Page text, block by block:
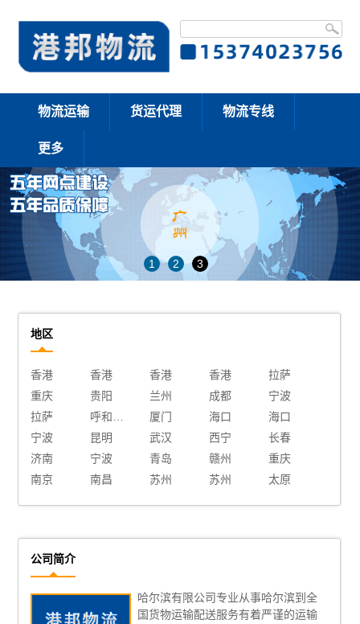
物流运输 货运代理 物流专线
更多
1 2 3
地区
香港 香港 香港 香港
拉萨
重庆
贵阳 兰州 成都
宁波
拉萨
呼和浩特 厦门 海口
海口
宁波
昆明 武汉 西宁
长春
济南
宁波 青岛 赣州
重庆
南京
南昌 苏州 苏州 太原
公司简介
哈尔滨有限公司专业从事哈尔滨到全
国货物运输配送服务有着严谨的运输